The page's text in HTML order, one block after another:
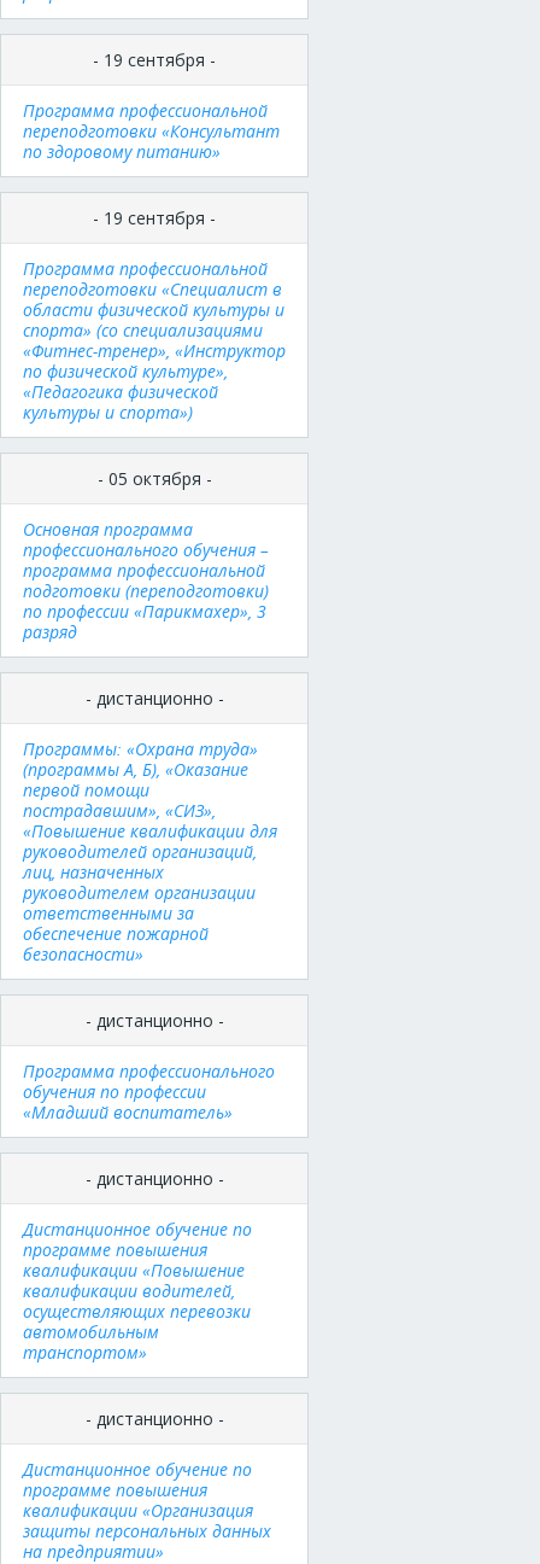
- 19 сентября -
Программа профессиональной
переподготовки «Консультант
по здоровому питанию»
- 19 сентября -
Программа профессиональной
переподготовки «Специалист в
области физической культуры и
спорта» (со специализациями
«Фитнес-тренер», «Инструктор
по физической культуре»,
«Педагогика физической
культуры и спорта»)
- 05 октября -
Основная программа
профессионального обучения –
программа профессиональной
подготовки (переподготовки)
по профессии «Парикмахер», 3
разряд
- дистанционно -
Программы: «Охрана труда»
(программы А, Б), «Оказание
первой помощи
пострадавшим», «СИЗ»,
«Повышение квалификации для
руководителей организаций,
лиц, назначенных
руководителем организации
ответственными за
обеспечение пожарной
безопасности»
- дистанционно -
Программа профессионального
обучения по профессии
«Младший воспитатель»
- дистанционно -
Дистанционное обучение по
программе повышения
квалификации «Повышение
квалификации водителей,
осуществляющих перевозки
автомобильным
транспортом»
- дистанционно -
Дистанционное обучение по
программе повышения
квалификации «Организация
защиты персональных данных
на предприятии»